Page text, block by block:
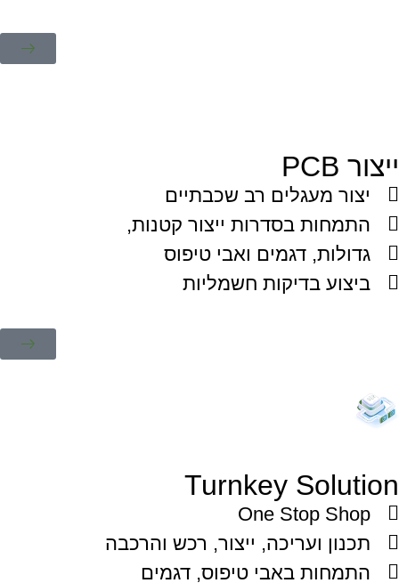
ייצור PCB
יצור מעגלים רב שכבתיים
התמחות בסדרות ייצור קטנות,
גדולות, דגמים ואבי טיפוס
ביצוע בדיקות חשמליות
Turnkey Solution
One Stop Shop
תכנון ועריכה, ייצור, רכש והרכבה
התמחות באבי טיפוס, דגמים